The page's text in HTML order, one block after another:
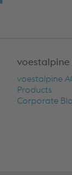
voestalpine
voestalpine
Products
Corporate